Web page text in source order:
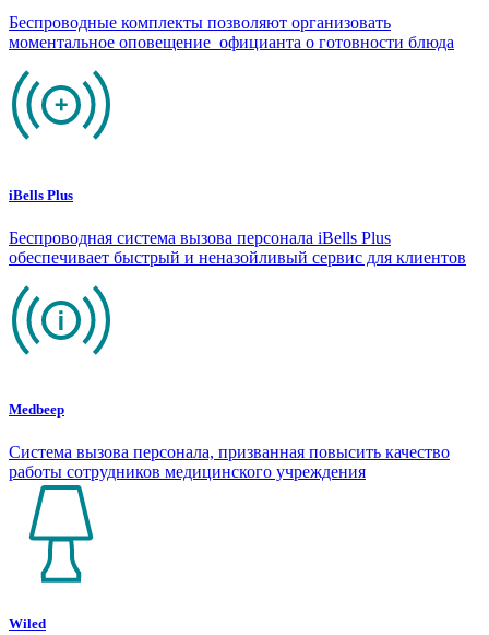
Беспроводные комплекты позволяют организовать
моментальное оповещение официанта о готовности блюда
iBells Plus
Беспроводная система вызова персонала iBells Plus
обеспечивает быстрый и неназойливый сервис для клиентов
Medbeep
Система вызова персонала, призванная повысить качество
работы сотрудников медицинского учреждения
Wiled